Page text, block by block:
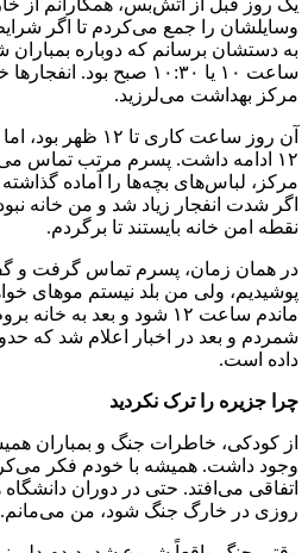
وسایلشان را جمع می‌کردم تا اگر شرایط
به دستشان برسانم که دوباره
ساعت ۱۰ یا ۱۰:۳۰ صبح
مرکز بهداشت می‌لرزید.
آن روز ساعت کاری تا
۱۲ ادامه داشت. پسرم مرتب تماس
مرکز، لباس‌های بچه‌ها را آماده
اگر شدت انفجار زیاد شد و من خانه
نقطه امن خانه بایستند تا برگردم.
در همان زمان، پسرم تماس گرفت و
پوشیدیم، ولی من بلد نیستم موهای
داده است.
چرا جزیره را ترک نکردید
از کودکی، خاطرات جنگ و بمباران
وجود داشت. همیشه با خودم فکر
اتفاقی می‌افتد. حتی در دوران
روزی در خارگ جنگ شود، من می‌مانم.